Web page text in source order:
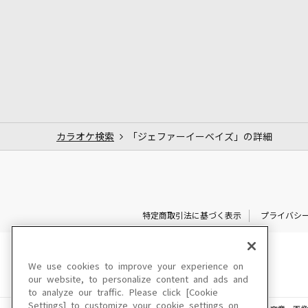
カラオケ検索 「ジェファーイーベイズ」の詳細
特定商取引法に基づく表示 プライバシ
We use cookies to improve your experience on
our website, to personalize content and ads and
to analyze our traffic. Please click [Cookie
Settings] to customize your cookie settings on